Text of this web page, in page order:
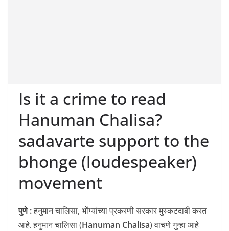
Is it a crime to read
Hanuman Chalisa?
sadavarte support to the
bhonge (loudespeaker)
movement
पुणे :हनुमान चालिसा, भोंग्यांच्या प्रकरणी सरकार मुस्कटदाबी करत
आहे. हनुमान चालिसा (Hanuman Chalisa) वाचणे गुन्हा आहे